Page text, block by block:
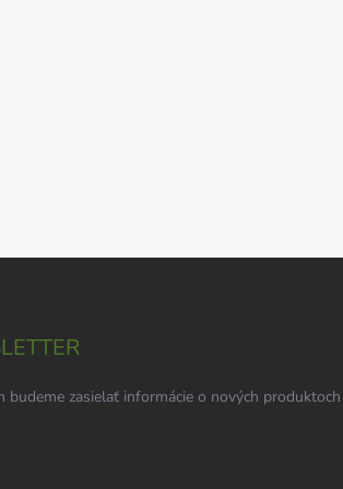
zasielať informácie o nových